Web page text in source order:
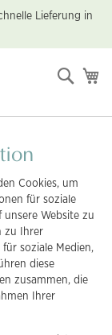
Lieferung in
Suche
Cookies, um
für soziale
Website zu
zu Ihrer
soziale Medien,
diese
zusammen, die
Ihrer